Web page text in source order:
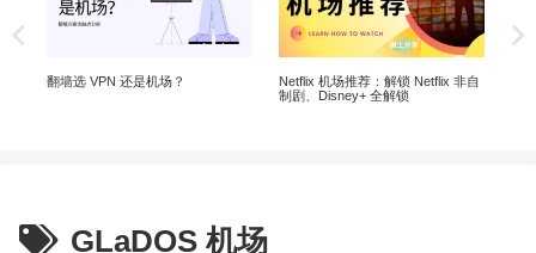
翻墙选 VPN 还是机场？
Netflix 机场推荐：解锁 Netflix 非自
制剧、Disney+ 全解锁
GLaDOS 机场